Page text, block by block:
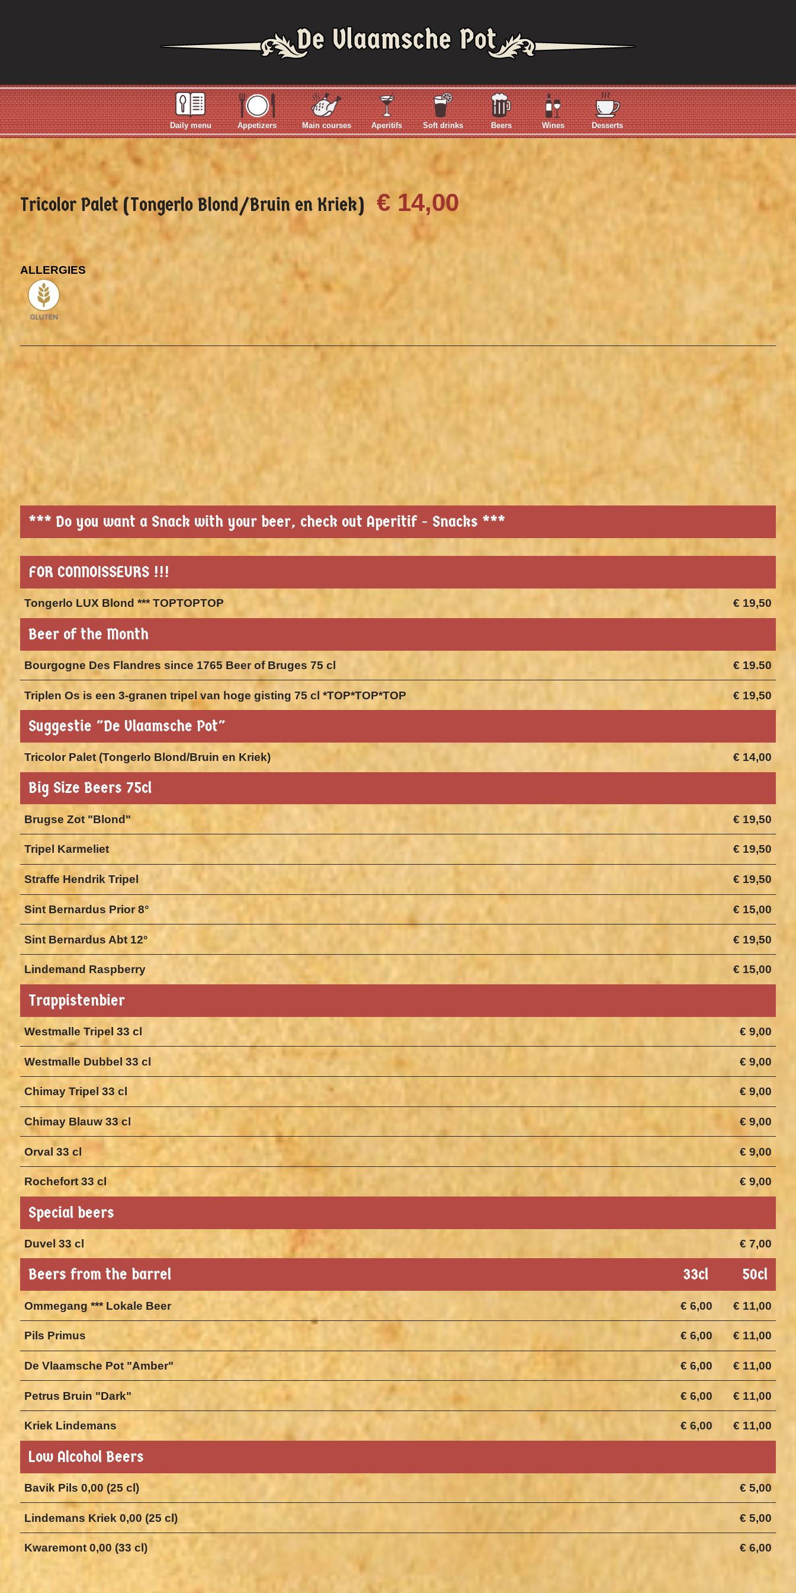
Daily menu Appetizers Main courses Aperitifs Soft drinks Beers Wines Desserts
Tricolor Palet (Tongerlo Blond/Bruin en Kriek) € 14,00
ALLERGIES
*** Do you want a Snack with your beer, check out Aperitif - Snacks ***
FOR CONNOISSEURS !!!
€ 19,50
Tongerlo LUX Blond *** TOPTOPTOP
Beer of the Month
€ 19.50
Bourgogne Des Flandres since 1765 Beer of Bruges 75 cl
€ 19,50
Triplen Os is een 3-granen tripel van hoge gisting 75 cl *TOP*TOP*TOP
Suggestie "De Vlaamsche Pot"
€ 14,00
Tricolor Palet (Tongerlo Blond/Bruin en Kriek)
Big Size Beers 75cl
€ 19,50
Brugse Zot "Blond"
€ 19,50
Tripel Karmeliet
€ 19,50
Straffe Hendrik Tripel
€ 15,00
Sint Bernardus Prior 8°
€ 19,50
Sint Bernardus Abt 12°
€ 15,00
Lindemand Raspberry
Trappistenbier
€ 9,00
Westmalle Tripel 33 cl
€ 9,00
Westmalle Dubbel 33 cl
€ 9,00
Chimay Tripel 33 cl
€ 9,00
Chimay Blauw 33 cl
€ 9,00
Orval 33 cl
€ 9,00
Rochefort 33 cl
Special beers
€ 7,00
Duvel 33 cl
Beers from the barrel 50cl
33cl
€ 11,00
€ 6,00
Ommegang *** Lokale Beer
€ 11,00
€ 6,00
Pils Primus
€ 11,00
€ 6,00
De Vlaamsche Pot "Amber"
€ 11,00
€ 6,00
Petrus Bruin "Dark"
€ 11,00
€ 6,00
Kriek Lindemans
Low Alcohol Beers
€ 5,00
Bavik Pils 0,00 (25 cl)
€ 5,00
Lindemans Kriek 0,00 (25 cl)
€ 6,00
Kwaremont 0,00 (33 cl)